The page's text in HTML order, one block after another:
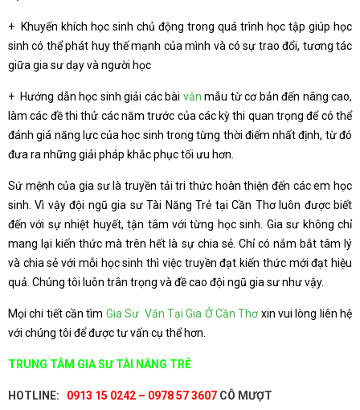
+ Khuyến khích học sinh chủ động trong quá trình học tập giúp học
sinh có thể phát huy thế mạnh của mình và có sự trao đổi, tương tác
giữa gia sư dạy và người học
+ Hướng dẫn học sinh giải các bài văn mẫu từ cơ bản đến nâng cao,
làm các đề thi thử các năm trước của các kỳ thi quan trọng để có thể
đánh giá năng lực của học sinh trong từng thời điểm nhất định, từ đó
đưa ra những giải pháp khắc phục tối ưu hơn.
Sứ mệnh của gia sư là truyền tải tri thức hoàn thiện đến các em học
sinh. Vì vậy đội ngũ gia sư Tài Năng Trẻ tại Cần Thơ luôn được biết
đến với sự nhiệt huyết, tận tâm với từng học sinh. Gia sư không chỉ
mang lại kiến thức mà trên hết là sự chia sẻ. Chỉ có nắm bắt tâm lý
và chia sẻ với mỗi học sinh thì việc truyền đạt kiến thức mới đạt hiệu
quả. Chúng tôi luôn trân trọng và đề cao đội ngũ gia sư như vậy.
Mọi chi tiết cần tìm Gia Sư Văn Tại Gia Ở Cần Thơxin vui lòng liên hệ
với chúng tôi để được tư vấn cụ thể hơn.
TRUNG TÂM GIA SƯ TÀI NĂNG TRẺ
HOTLINE: 0913 15 0242 – 0978 57 3607 CÔ MƯỢT